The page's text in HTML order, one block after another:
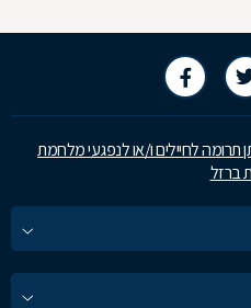
תרומה לחיילים ו/או לנפגעי מלחמת
ברזל